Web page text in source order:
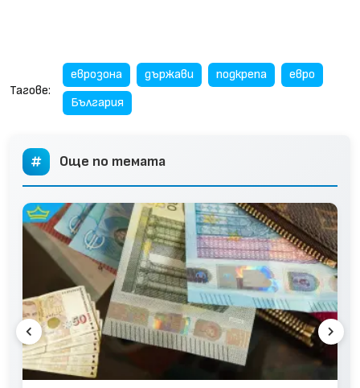
Тагове:
еврозона държави подкрепа
евро
България
Още по темата